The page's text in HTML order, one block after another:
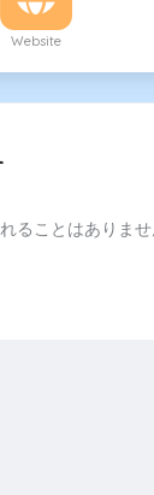
Website
ることはありませ